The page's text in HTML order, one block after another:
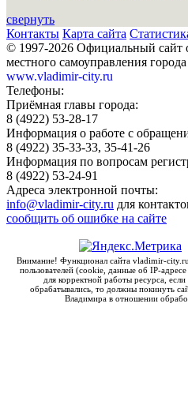
свернуть
Контакты Карта сайта
© 1997-2026 Официальный сайт
местного самоуправления
www.vladimir-city.ru
Телефоны:
Приёмная главы города:
8 (4922) 53-28-17
Информация о работе с
8 (4922) 35-33-33, 35-41-26
Информация по вопросам
8 (4922) 53-24-91
Адреса электронной почты:
info@vladimir-city.ru для
сообщить об ошибке на сайте
Внимание! Функционал сайта vladimir-
пользователей (cookie, данные об IP-
для корректной работы ресурса,
обрабатывались, то должны покинуть
Владимира в отношении